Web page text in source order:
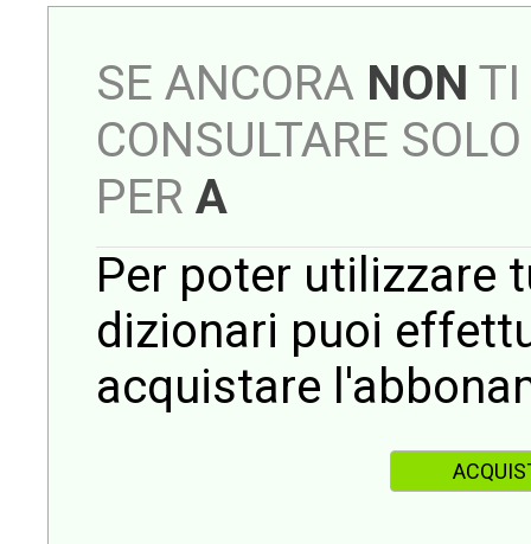
SE ANCORA NON TI
CONSULTARE
PER A
Per poter utilizzare
dizionari puoi
acquistare